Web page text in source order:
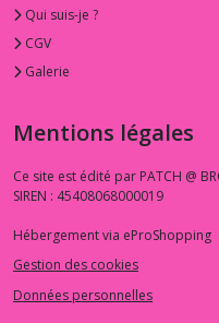
Qui suis-je ?
CGV
Galerie
Mentions légales
Ce site est édité par PATCH @
SIREN : 45408068000019
Hébergement via eProShopping
Gestion des cookies
Données personnelles